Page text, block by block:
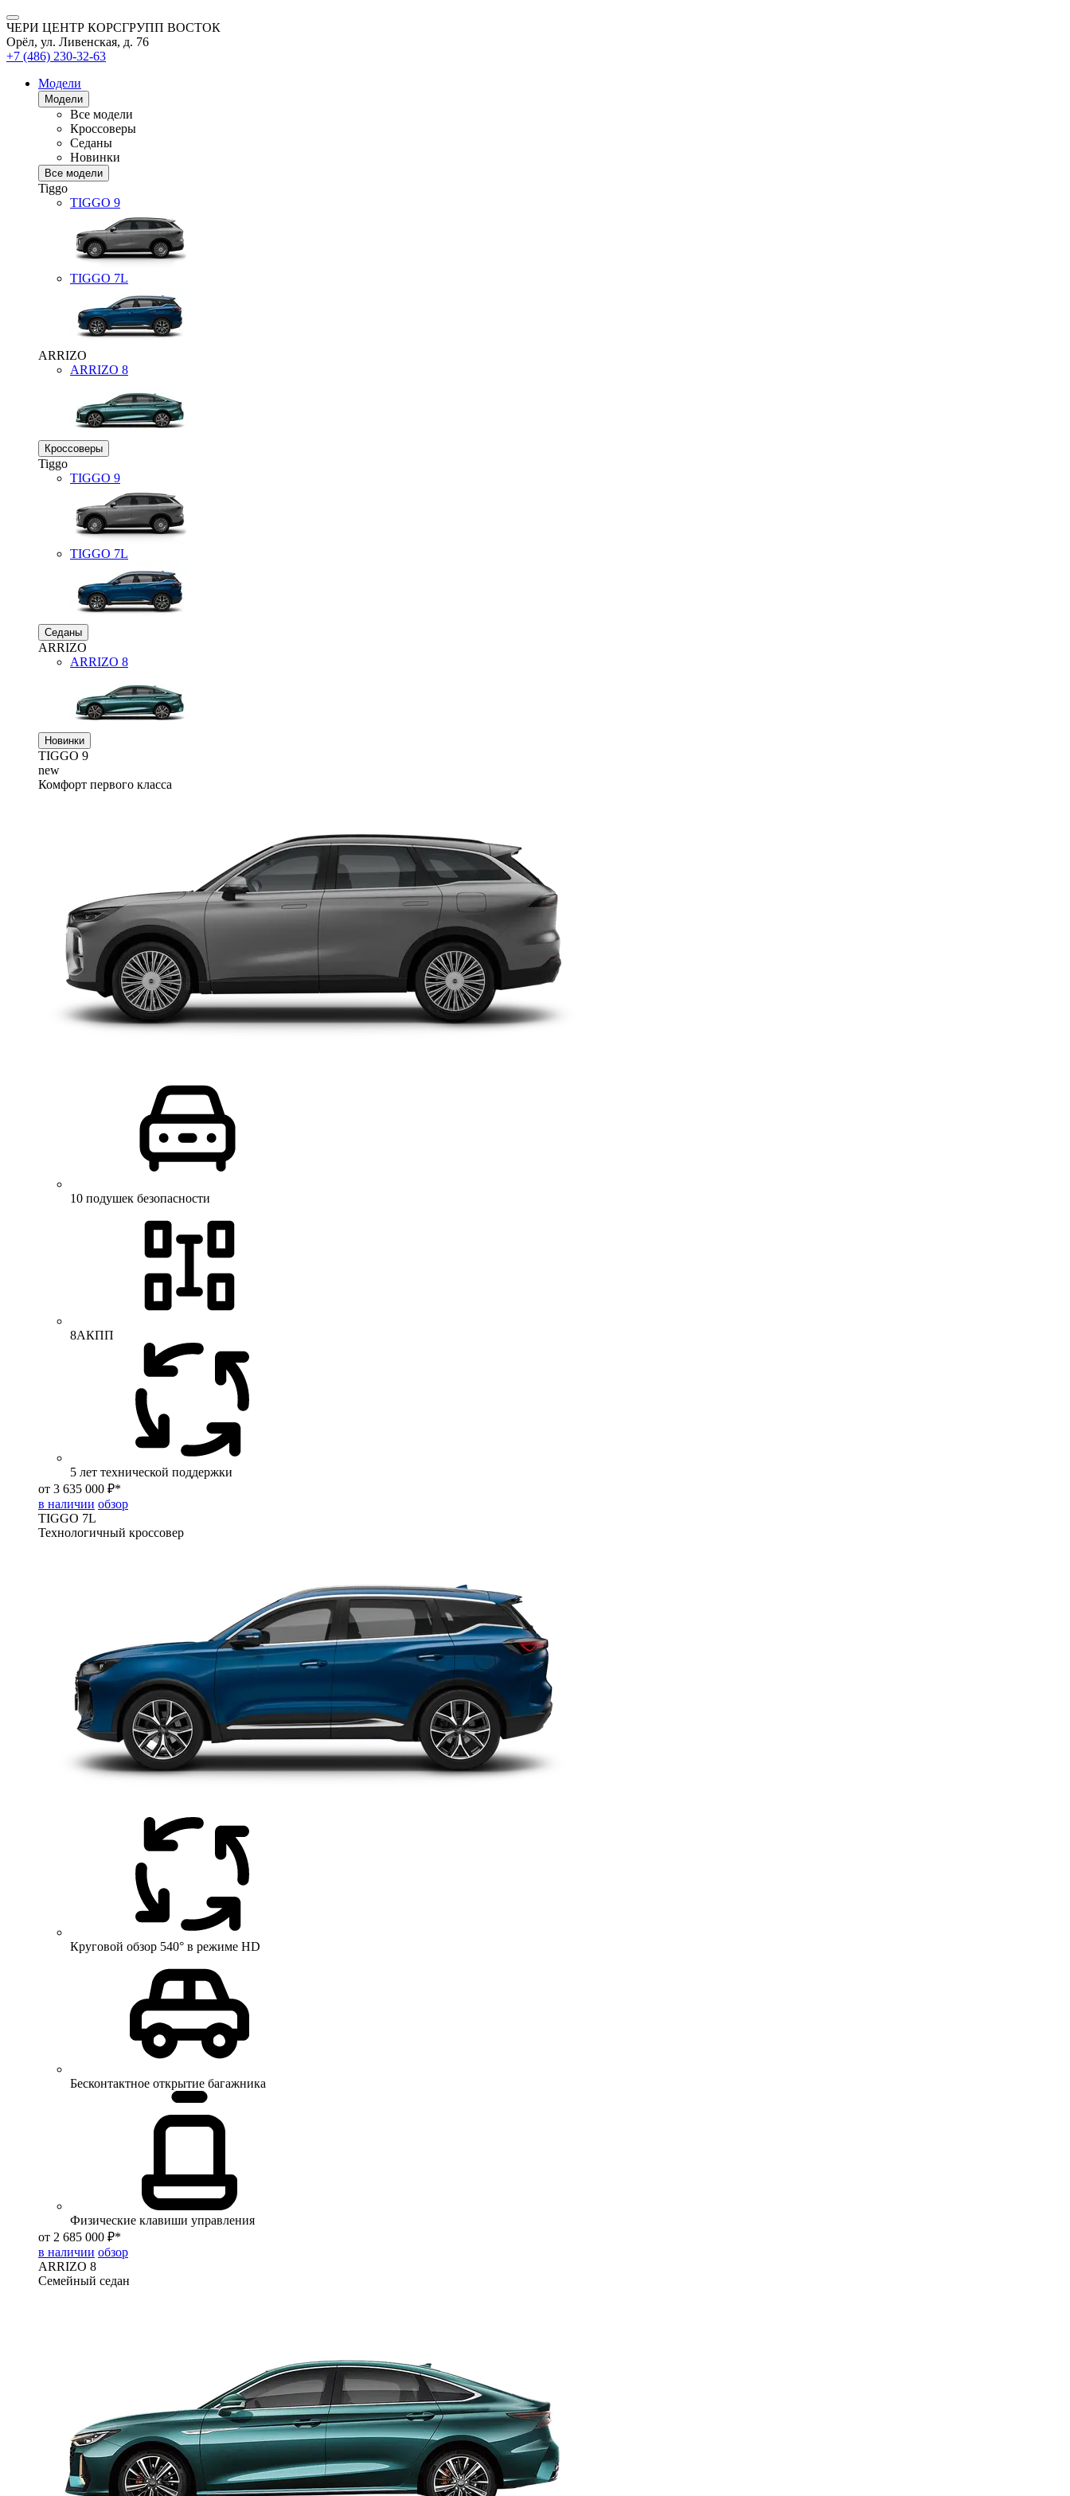
ЧЕРИ ЦЕНТР КОРСГРУПП ВОСТОК
Орёл, ул. Ливенская, д. 76
+7 (486) 230-32-63
Модели
Модели
Все модели
Кроссоверы
Седаны
Новинки
Все модели
Tiggo
TIGGO 9
TIGGO 7L
ARRIZO
ARRIZO 8
Кроссоверы
Tiggo
TIGGO 9
TIGGO 7L
Седаны
ARRIZO
ARRIZO 8
Новинки
TIGGO 9
new
Комфорт первого класса
10 подушек безопасности
8АКПП
5 лет технической поддержки
от 3 635 000 ₽*
в наличии обзор
TIGGO 7L
Технологичный кроссовер
Круговой обзор 540° в режиме HD
Бесконтактное открытие багажника
Физические клавиши управления
от 2 685 000 ₽*
в наличии обзор
ARRIZO 8
Семейный седан